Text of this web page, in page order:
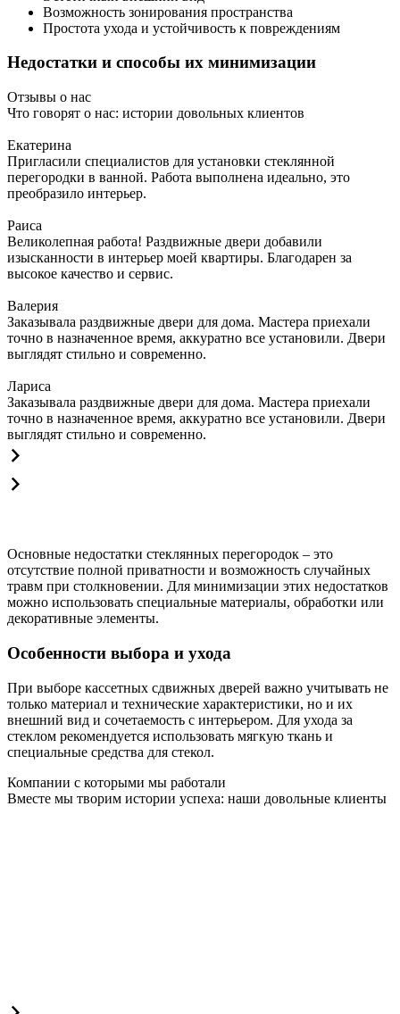
Возможность зонирования пространства
Простота ухода и устойчивость к повреждениям
Недостатки и способы их минимизации
Отзывы о нас
Что говорят о нас: истории довольных клиентов
Екатерина
Пригласили специалистов для установки стеклянной
перегородки в ванной. Работа выполнена идеально, это
преобразило интерьер.
Раиса
Великолепная работа! Раздвижные двери добавили
изысканности в интерьер моей квартиры. Благодарен за
высокое качество и сервис.
Валерия
Заказывала раздвижные двери для дома. Мастера приехали
точно в назначенное время, аккуратно все установили. Двери
выглядят стильно и современно.
Лариса
Заказывала раздвижные двери для дома. Мастера приехали
точно в назначенное время, аккуратно все установили. Двери
выглядят стильно и современно.
Основные недостатки стеклянных перегородок – это
отсутствие полной приватности и возможность случайных
травм при столкновении. Для минимизации этих недостатков
можно использовать специальные материалы, обработки или
декоративные элементы.
Особенности выбора и ухода
При выборе кассетных сдвижных дверей важно учитывать не
только материал и технические характеристики, но и их
внешний вид и сочетаемость с интерьером. Для ухода за
стеклом рекомендуется использовать мягкую ткань и
специальные средства для стекол.
Компании с которыми мы работали
Вместе мы творим истории успеха: наши довольные клиенты